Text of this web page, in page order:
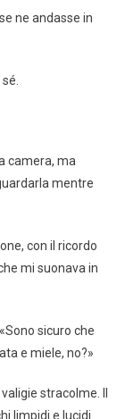
ne andasse in
camera, ma
mentre
con il ricordo
mi suonava in
sicuro che
e miele, no?»
stracolme. Il
limpidi e lucidi.